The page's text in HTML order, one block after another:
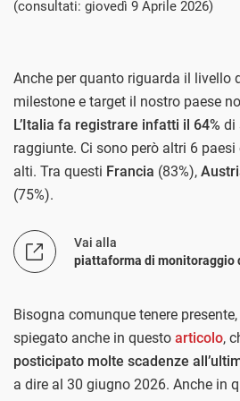
(consultati: giovedì 9 Aprile 2026)
Anche per quanto riguarda il livello
milestone e target il nostro paese
L’Italia fa registrare infatti il 64% di
raggiunte. Ci sono però altri 6
alti. Tra questi Francia (83%),
(75%).
Vai alla
piattaforma di monitoraggio
Bisogna comunque tenere
spiegato anche in questo articolo,
posticipato molte scadenze
a dire al 30 giugno 2026. Anche in